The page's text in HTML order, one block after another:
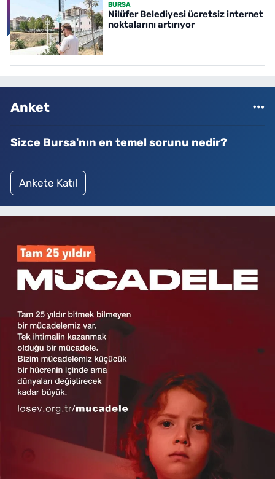
BURSA
Nilüfer Belediyesi ücretsiz internet
noktalarını artırıyor
Anket
Sizce Bursa'nın en temel sorunu nedir?
Ankete Katıl